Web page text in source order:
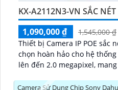
KX-A2112N3-VN SẮC
1,090,000 ₫
1,545,000 ₫
Thiết bị Camera IP POE sắc
chọn hoàn hảo cho hệ
lên đến 2.0 megapixel,
Camera Sử Dụng Chip Sony